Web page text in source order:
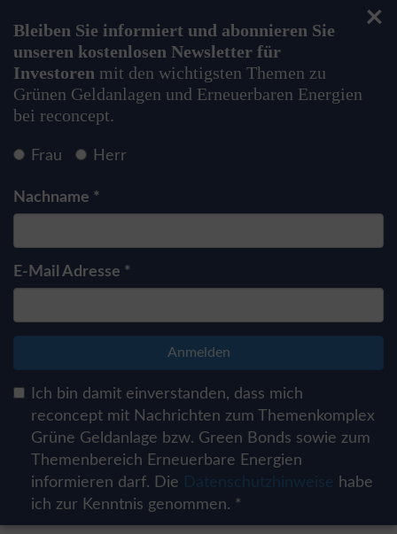
×
Bleiben Sie informiert und abonnieren Sie
unseren kostenlosen Newsletter für
Investoren mit den wichtigsten Themen zu
Grünen Geldanlagen und Erneuerbaren Energien
bei reconcept.
Frau Herr
Nachname *
E-Mail Adresse *
Anmelden
Ich bin damit einverstanden, dass mich
reconcept mit Nachrichten zum Themenkomplex
Grüne Geldanlage bzw. Green Bonds sowie zum
Themenbereich Erneuerbare Energien
informieren darf. Die Datenschutzhinweise habe
ich zur Kenntnis genommen. *